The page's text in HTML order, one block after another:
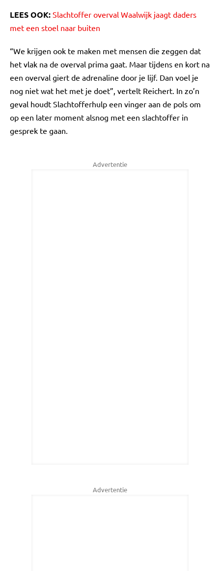
LEES OOK: Slachtoffer overval Waalwijk jaagt daders
met een stoel naar buiten
“We krijgen ook te maken met mensen die zeggen dat
het vlak na de overval prima gaat. Maar tijdens en kort na
een overval giert de adrenaline door je lijf. Dan voel je
nog niet wat het met je doet”, vertelt Reichert. In zo’n
geval houdt Slachtofferhulp een vinger aan de pols om
op een later moment alsnog met een slachtoffer in
gesprek te gaan.
Advertentie
Advertentie